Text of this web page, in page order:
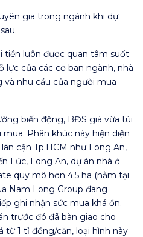
gia trong ngành khi dự
tiền luôn được quan tâm suốt
lực của các cơ ban ngành, nhà
nhu cầu của người mua
biến động, BĐS giá vừa túi
Phân khúc này hiện diện
cận Tp.HCM như Long An,
Lức, Long An, dự án nhà ở
quy mô hơn 4.5 ha (nằm tại
Nam Long Group đang
ghi nhận sức mua khá ổn.
trước đó đã bàn giao cho
từ 1 tỉ đồng/căn, loại hình này